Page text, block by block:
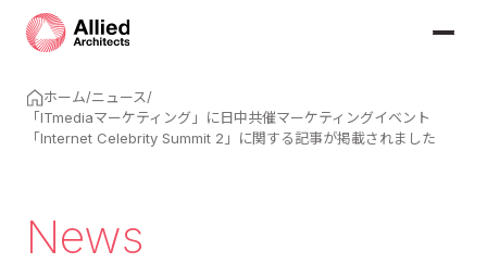
ホーム/ニュース/
「ITmediaマーケティング」に日中共催マーケティングイベント
「Internet Celebrity Summit 2」に関する記事が掲載されました
News